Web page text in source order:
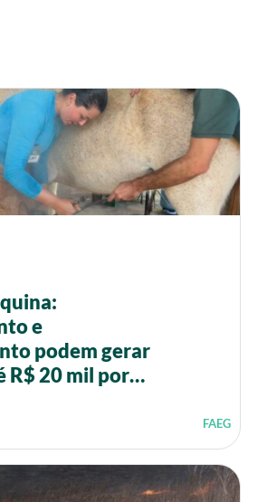
e
podem gerar
R$ 20 mil por
FAEG